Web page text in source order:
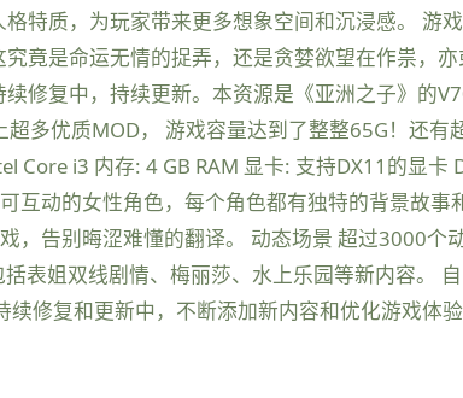
特质，为玩家带来更多想象空间和沉浸感。 游
竟是命运无情的捉弄，还是贪婪欲望在作祟，
修复中，持续更新。本资源是《亚洲之子》的
多优质MOD， 游戏容量达到了整整65G！还
Core i3 内存: 4 GB RAM 显卡: 支持DX11的显
互动的女性角色，每个角色都有独特的背景故
，告别晦涩难懂的翻译。 动态场景 超过3000
表姐双线剧情、梅丽莎、水上乐园等新内容。
修复和更新中，不断添加新内容和优化游戏体验